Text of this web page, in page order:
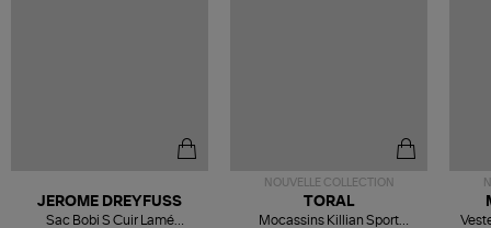
JEROME DREYFUSS
Sac Bobi S Cuir Lamé
NOUVELLE COLLECTION
TORAL
Mocassins Killian Sport